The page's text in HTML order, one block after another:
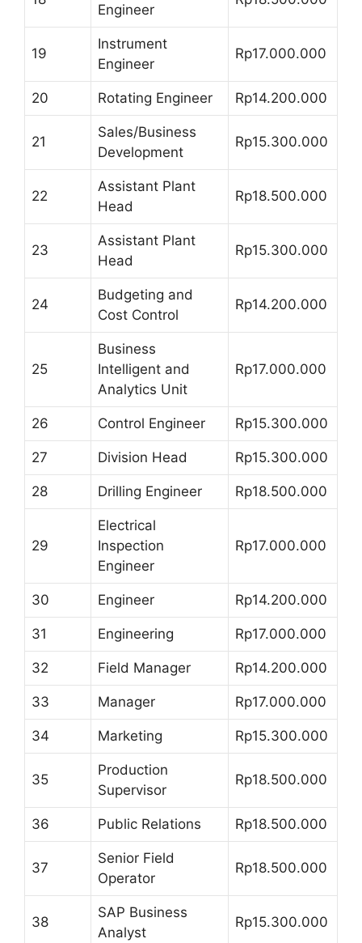
Engineer
19
Instrument
Engineer
Rp17.000.000
20 Rotating Engineer Rp14.200.000
21
Sales/Business
Development
Rp15.300.000
22
Assistant Plant
Head
Rp18.500.000
23
Assistant Plant
Head
Rp15.300.000
24
Budgeting and
Cost Control
Rp14.200.000
25
Business
Intelligent and
Analytics Unit
Rp17.000.000
26 Control Engineer Rp15.300.000
27 Division Head Rp15.300.000
28 Drilling Engineer Rp18.500.000
29
Electrical
Inspection
Engineer
Rp17.000.000
30 Engineer Rp14.200.000
31 Engineering Rp17.000.000
32 Field Manager Rp14.200.000
33 Manager Rp17.000.000
34 Marketing Rp15.300.000
35
Production
Supervisor
Rp18.500.000
36 Public Relations Rp18.500.000
37
Senior Field
Operator
Rp18.500.000
38
SAP Business
Analyst
Rp15.300.000